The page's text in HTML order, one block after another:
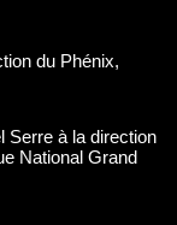
à la direction
National Grand
la direction du